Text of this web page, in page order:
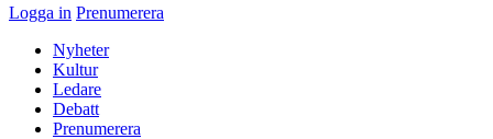
Logga in Prenumerera
Nyheter
Kultur
Ledare
Debatt
Prenumerera